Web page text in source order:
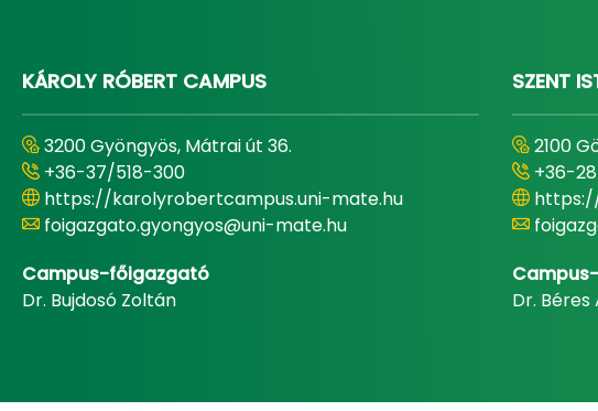
KÁROLY RÓBERT CAMPUS
3200 Gyöngyös, Mátrai út 36.
+36-37/518-300
https://karolyrobertcampus.uni-mate.hu
foigazgato.gyongyos@uni-mate.hu
Campus-főigazgató
Dr. Bujdosó Zoltán
SZENT
2100
+36-
Dr. Béres